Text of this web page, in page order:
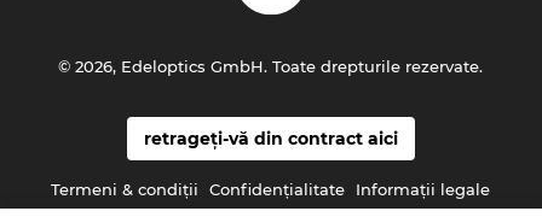
retrageți-vă din contract aici
Termeni & condiţii Confidenţialitate Informaţii legale
© 2026, Edeloptics GmbH. Toate drepturile rezervate.